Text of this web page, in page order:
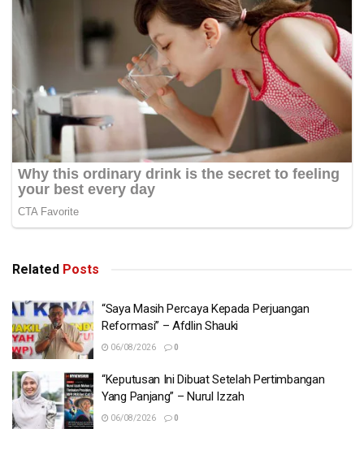
Related Posts
“Saya Masih Percaya Kepada Perjuangan
Reformasi” – Afdlin Shauki
06/08/2026 0
“Keputusan Ini Dibuat Setelah Pertimbangan
Yang Panjang” – Nurul Izzah
06/08/2026 0